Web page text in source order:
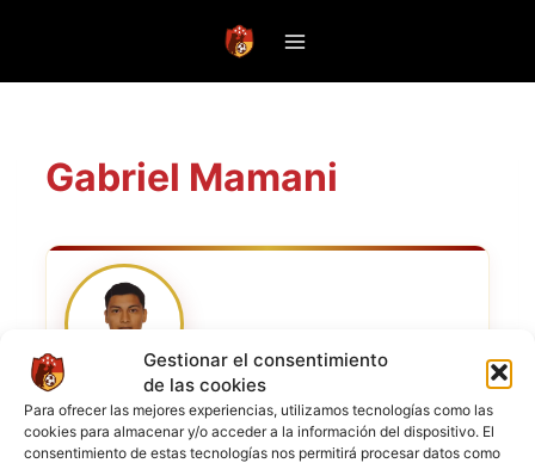
Gestionar el consentimiento
de las cookies
Para ofrecer las mejores experiencias, utilizamos tecnologías como las
cookies para almacenar y/o acceder a la información del dispositivo. El
consentimiento de estas tecnologías nos permitirá procesar datos como
Gabriel Mamani
POSICIÓN Delantero